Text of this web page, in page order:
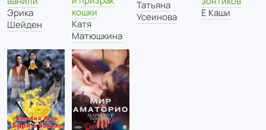
Эрика
Шейден
кошки
Катя
Матюшкина
Татьяна
Усеинова
Е Каши